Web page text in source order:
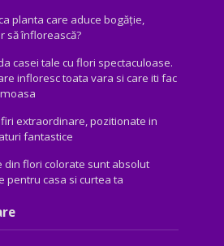
planta care aduce bogăţie,
să înflorească?
casei tale cu flori spectaculoase.
infloresc toata vara si care iti fac
extraordinare, pozitionate in
fantastice
flori colorate sunt absolut
pentru casa si curtea ta